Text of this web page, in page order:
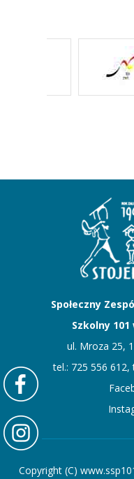
Społeczny
Szkolny
ul. Mroza 25,
tel.: 725 556 612,
Copyright (C)